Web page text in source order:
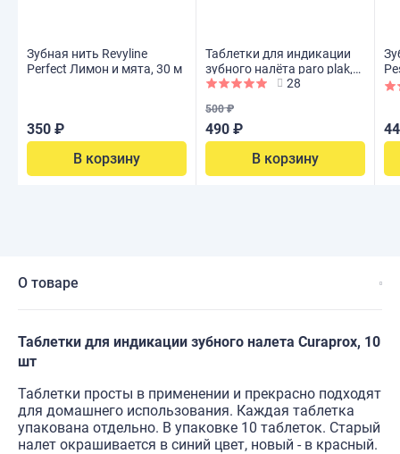
Зубная нить Revyline
Perfect Лимон и мята, 30 м
350 ₽
В корзину
Таблетки для индикации
зубного налёта paro plak,
10 шт
28
500 ₽
490 ₽
В корзину
О товаре
Таблетки для индикации зубного налета Curaprox, 10
шт
Таблетки просты в применении и прекрасно подходят
для домашнего использования. Каждая таблетка
упакована отдельно. В упаковке 10 таблеток. Старый
налет окрашивается в синий цвет, новый - в красный.